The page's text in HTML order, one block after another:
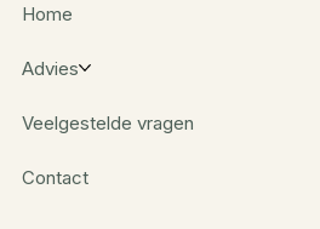
Home
Advies
Veelgestelde vragen
Contact